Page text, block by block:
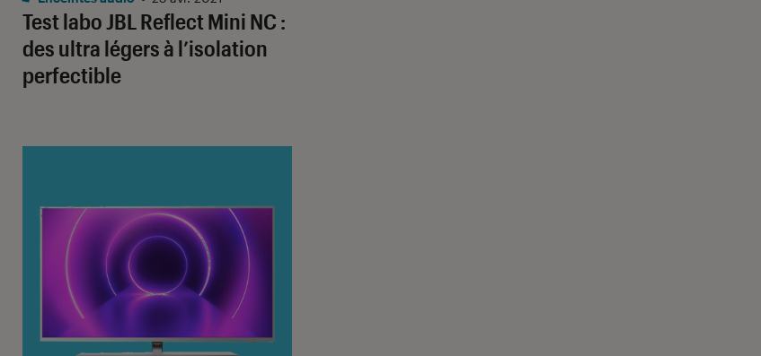
Test labo JBL Reflect Mini NC :
des ultra légers à l’isolation
perfectible